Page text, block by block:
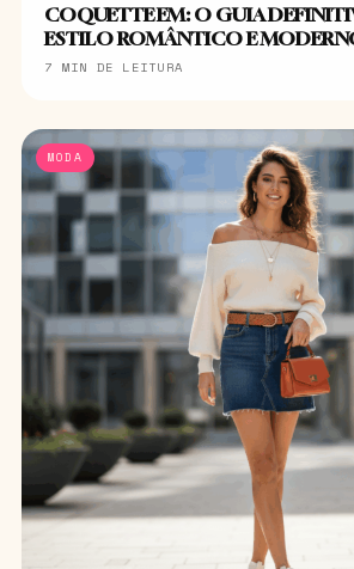
COQUETTE EM: O GUIA
ESTILO ROMÂNTICO E
7 MIN DE LEITURA
MODA